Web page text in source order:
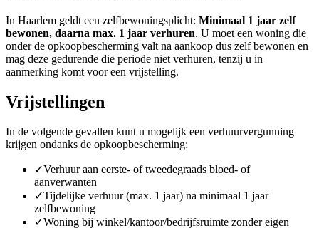
In Haarlem geldt een zelfbewoningsplicht: Minimaal 1 jaar zelf
bewonen, daarna max. 1 jaar verhuren. U moet een woning die
onder de opkoopbescherming valt na aankoop dus zelf bewonen en
mag deze gedurende die periode niet verhuren, tenzij u in
aanmerking komt voor een vrijstelling.
Vrijstellingen
In de volgende gevallen kunt u mogelijk een verhuurvergunning
krijgen ondanks de opkoopbescherming:
✓Verhuur aan eerste- of tweedegraads bloed- of
aanverwanten
✓Tijdelijke verhuur (max. 1 jaar) na minimaal 1 jaar
zelfbewoning
✓Woning bij winkel/kantoor/bedrijfsruimte zonder eigen